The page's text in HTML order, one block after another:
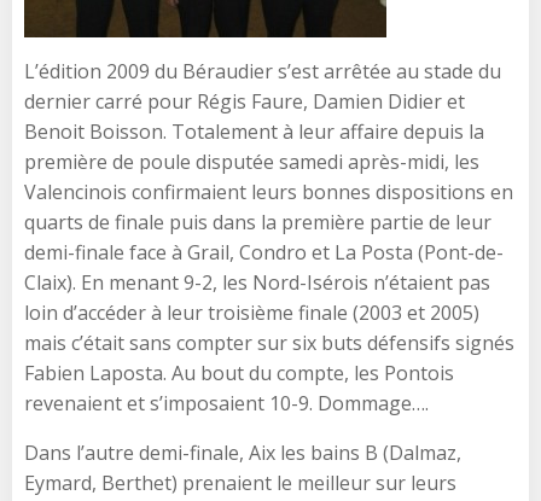
L’édition 2009 du Béraudier s’est arrêtée au stade du
dernier carré pour Régis Faure, Damien Didier et
Benoit Boisson. Totalement à leur affaire depuis la
première de poule disputée samedi après-midi, les
Valencinois confirmaient leurs bonnes dispositions en
quarts de finale puis dans la première partie de leur
demi-finale face à Grail, Condro et La Posta (Pont-de-
Claix). En menant 9-2, les Nord-Isérois n’étaient pas
loin d’accéder à leur troisième finale (2003 et 2005)
mais c’était sans compter sur six buts défensifs signés
Fabien Laposta. Au bout du compte, les Pontois
revenaient et s’imposaient 10-9. Dommage….
Dans l’autre demi-finale, Aix les bains B (Dalmaz,
Eymard, Berthet) prenaient le meilleur sur leurs